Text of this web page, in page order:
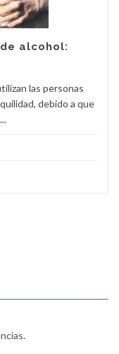
alcohol:
las personas
debido a que